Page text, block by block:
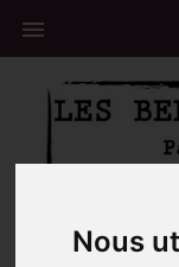
Nous

📦 Notre